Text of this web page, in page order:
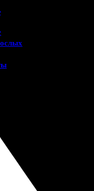
всё выполнено
без
на холсте 40х40.